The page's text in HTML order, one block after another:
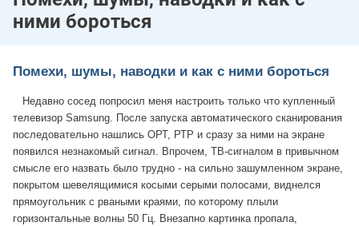
ними бороться
Помехи, шумы, наводки и как с ними бороться
Недавно сосед попросил меня настроить только что купленный
телевизор Samsung. После запуска автоматического сканирования
последовательно нашлись ОРТ, РТР и сразу за ними на экране
появился незнакомый сигнал. Впрочем, ТВ-сигналом в привычном
смысле его назвать было трудно - на сильно зашумленном экране,
покрытом шевелящимися косыми серыми полосами, виднелся
прямоугольник с рваными краями, по которому плыли
горизонтальные волны 50 Гц. Внезапно картинка пропала,